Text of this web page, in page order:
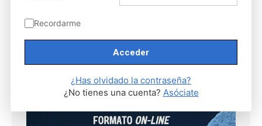
Recordarme
¿Has olvidado la contraseña?
¿No tienes una cuenta? Asóciate